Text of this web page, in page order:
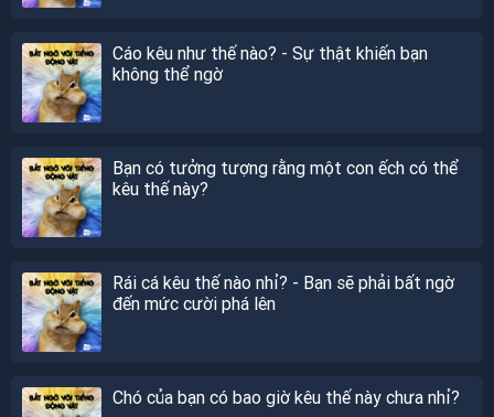
Cáo kêu như thế nào? - Sự thật khiến bạn
không thể ngờ
Bạn có tưởng tượng rằng một con ếch có thể
kêu thế này?
Rái cá kêu thế nào nhỉ? - Bạn sẽ phải bất ngờ
đến mức cười phá lên
Chó của bạn có bao giờ kêu thế này chưa nhỉ?